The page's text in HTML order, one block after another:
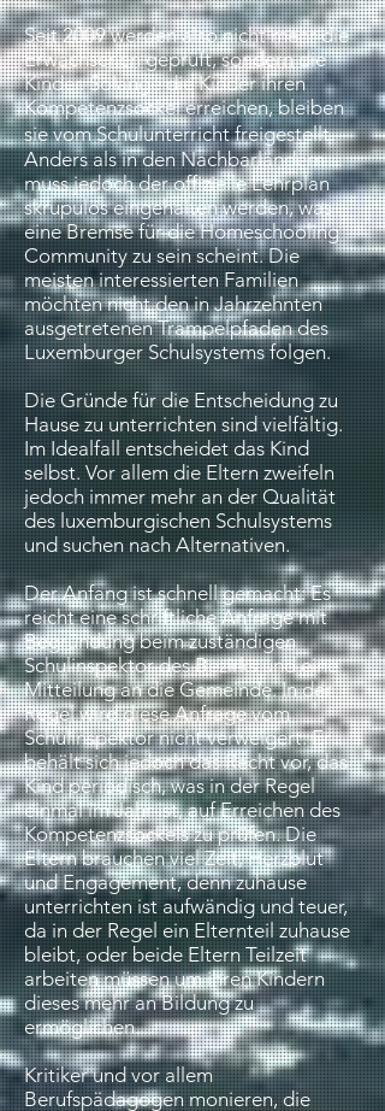
Seit 2009 werden also nicht mehr die
Erwachsenen geprüft, sondern die
Kinder. Solange die Kinder ihren
Kompetenzsockel erreichen, bleiben
sie vom Schulunterricht freigestellt.
Anders als in den Nachbarländern
muss jedoch der offizielle Lehrplan
skrupulös eingehalten werden, was
eine Bremse für die Homeschooling
Community zu sein scheint. Die
meisten interessierten Familien
möchten nicht den in Jahrzehnten
ausgetretenen Trampelpfaden des
Luxemburger Schulsystems folgen.
Die Gründe für die Entscheidung zu
Hause zu unterrichten sind vielfältig.
Im Idealfall entscheidet das Kind
selbst. Vor allem die Eltern zweifeln
jedoch immer mehr an der Qualität
des luxemburgischen Schulsystems
und suchen nach Alternativen.
Der Anfang ist schnell gemacht: Es
reicht eine schriftliche Anfrage mit
Begründung beim zuständigen
Schulinspektor des Bezirks und eine
Mitteilung an die Gemeinde. In der
Regel wird diese Anfrage vom
Schulinspektor nicht verweigert. Er
behält sich jedoch das Recht vor, das
Kind periodisch, was in der Regel
einmal im Jahr ist, auf Erreichen des
Kompetenzsockels zu prüfen. Die
Eltern brauchen viel Zeit, Herzblut
und Engagement, denn zuhause
unterrichten ist aufwändig und teuer,
da in der Regel ein Elternteil zuhause
bleibt, oder beide Eltern Teilzeit
arbeiten müssen um ihren Kindern
dieses mehr an Bildung zu
ermöglichen.
Kritiker und vor allem
Berufspädagogen monieren, die